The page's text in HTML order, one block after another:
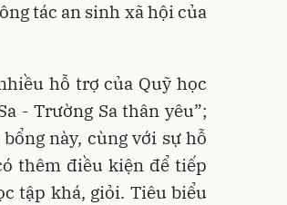
tác an sinh xã hội của
hỗ trợ của Quỹ học
- Trường Sa thân yêu”;
này, cùng với sự hỗ
thêm điều kiện để tiếp
tập khá, giỏi. Tiêu biểu